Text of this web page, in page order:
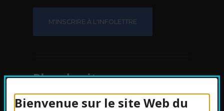
Bienvenue sur le site Web du
Plan du site
Protection des